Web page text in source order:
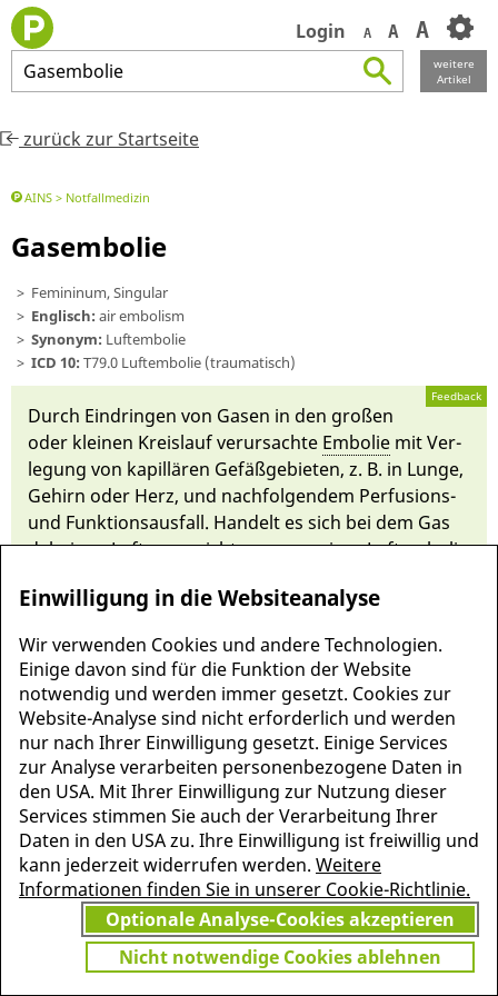
Login A A A
Gasembolie
weitere
Artikel
zurück zur Startseite
AINS Notfallmedizin
Gasembolie
Femininum, Singular
Englisch: air embolism
Synonym: Luftembolie
ICD 10: T79.0 Luftembolie (traumatisch)
Feedback
Durch Ein­dringen von Gasen in den großen
oder kleinen Kreislauf ver­ur­sachte Embolie mit Ver­
le­gung von kapillären Ge­fäß­gebie­ten, z. B. in Lunge,
Gehirn oder Herz, und nach­folgen­dem Perfusions-
und Funktions­aus­fall. Handelt es sich bei dem Gas
da­bei um Luft, so spricht man von ei­ner Luf­tembolie
MEHR INFORMATIONEN
ZU PSCHYREMBEL
JETZT
GRATIS TESTEN
Einwilligung in die Websiteanalyse
Wir verwenden Cookies und andere Technologien.
Einige davon sind für die Funktion der Website
notwendig und werden immer gesetzt. Cookies zur
Website-Analyse sind nicht erforderlich und werden
nur nach Ihrer Einwilligung gesetzt. Einige Services
zur Analyse verarbeiten personenbezogene Daten in
den USA. Mit Ihrer Einwilligung zur Nutzung dieser
Services stimmen Sie auch der Verarbeitung Ihrer
Daten in den USA zu. Ihre Einwilligung ist freiwillig und
kann jederzeit widerrufen werden. Weitere
Informationen finden Sie in unserer Cookie-Richtlinie.
Optionale Analyse-Cookies akzeptieren
Nicht notwendige Cookies ablehnen